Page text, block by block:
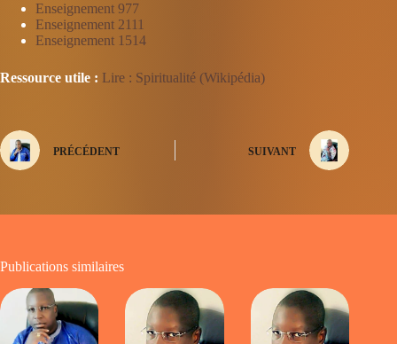
Enseignement 977
Enseignement 2111
Enseignement 1514
Ressource utile : Lire : Spiritualité (Wikipédia)
PRÉCÉDENT SUIVANT
Publications similaires